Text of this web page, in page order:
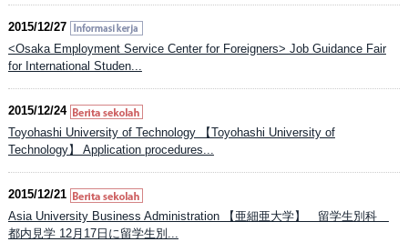
2015/12/27
<Osaka Employment Service Center for Foreigners> Job Guidance Fair
for International Studen...
2015/12/24
Toyohashi University of Technology 【Toyohashi University of
Technology】 Application procedures...
2015/12/21
Asia University Business Administration 【亜細亜大学】 留学生別科
都内見学 12月17日に留学生別...